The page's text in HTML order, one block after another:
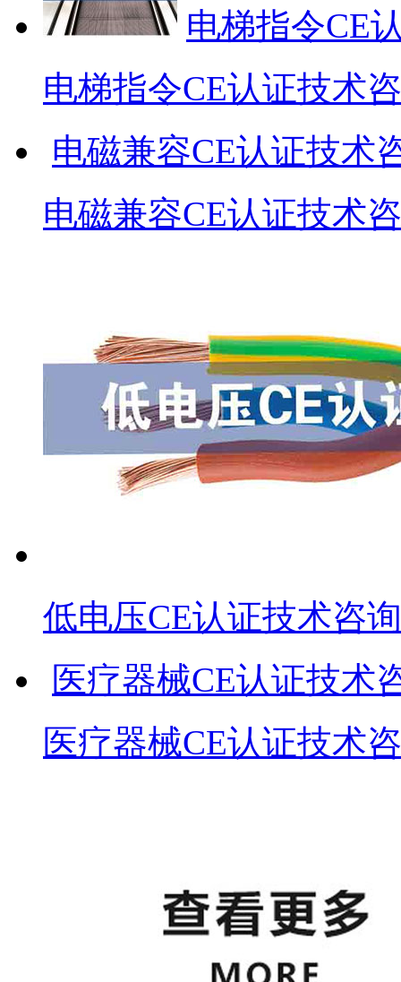
电梯指令CE
电梯指令CE认证技术
电磁兼容CE认证技术
电磁兼容CE认证技术
低电压CE认证技术咨询
医疗器械CE认证技术
医疗器械CE认证技术